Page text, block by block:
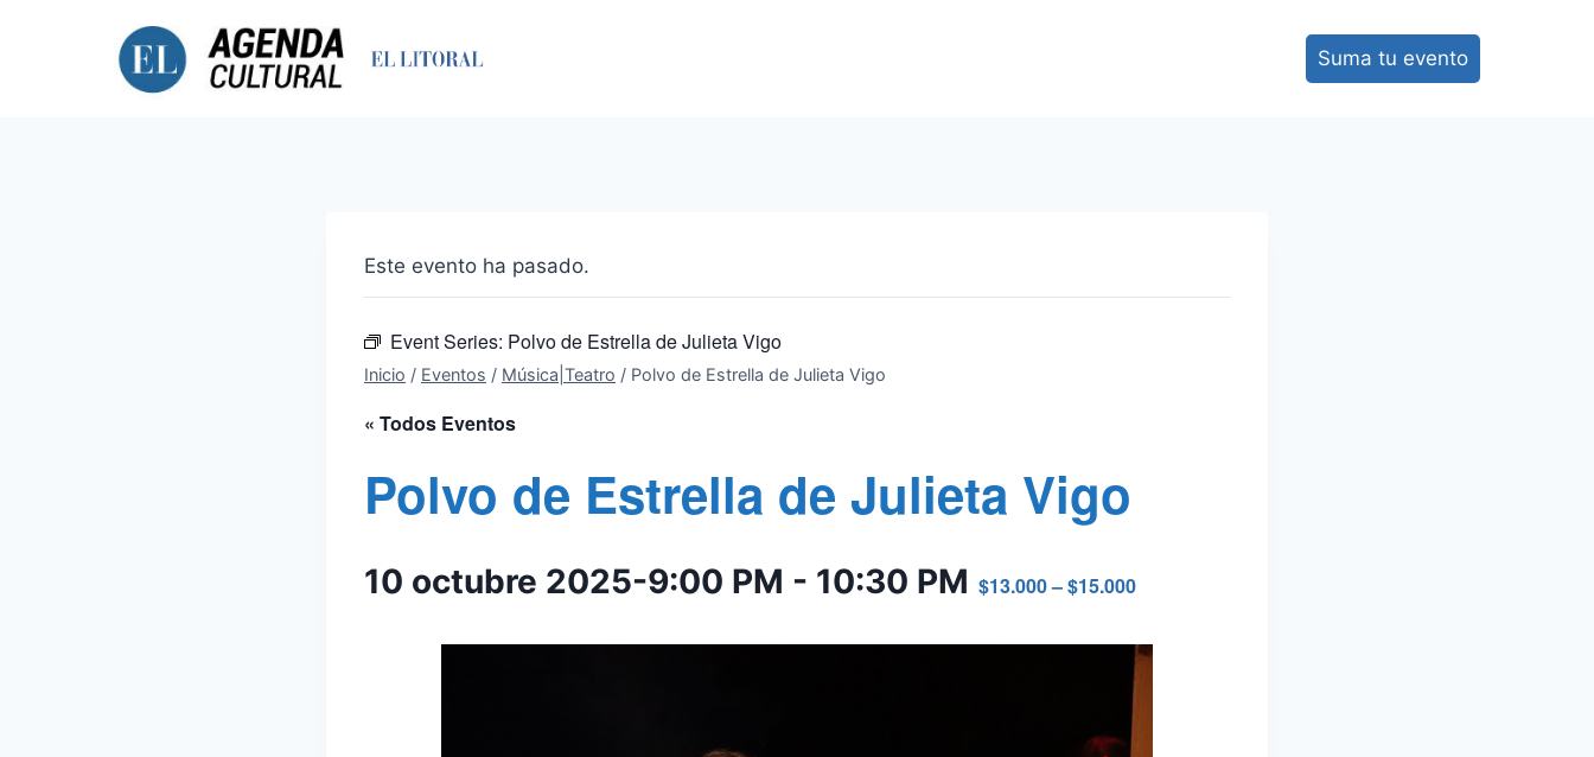
Suma tu evento
Este evento ha pasado.
Event Series: Polvo de Estrella de Julieta Vigo
Inicio / Eventos / Música|Teatro / Polvo de Estrella de Julieta Vigo
« Todos Eventos
Polvo de Estrella de Julieta Vigo
10 octubre 2025-9:00 PM - 10:30 PM $13.000 – $15.000